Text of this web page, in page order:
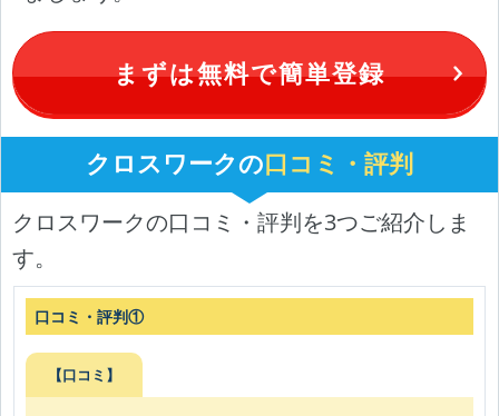
まずは無料で簡単登録
クロスワークの口コミ・評判
クロスワークの口コミ・評判を3つご紹介しま
す。
口コミ・評判①
【口コミ】